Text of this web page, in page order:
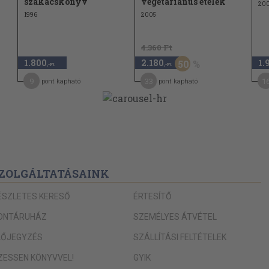
174
1996
1.800 ,-Ft
pont kapható
2005
4.360 Ft
2.180 ,-Ft 50
pont kapható
KERESŐ
KÖNYVVEL!
ÉRTESÍTŐ
SZEMÉLYES ÁTVÉTEL
SZÁLLÍTÁSI FELTÉTELEK
GYIK